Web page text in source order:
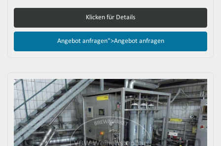
Klicken für Details
Angebot anfragen">Angebot anfragen